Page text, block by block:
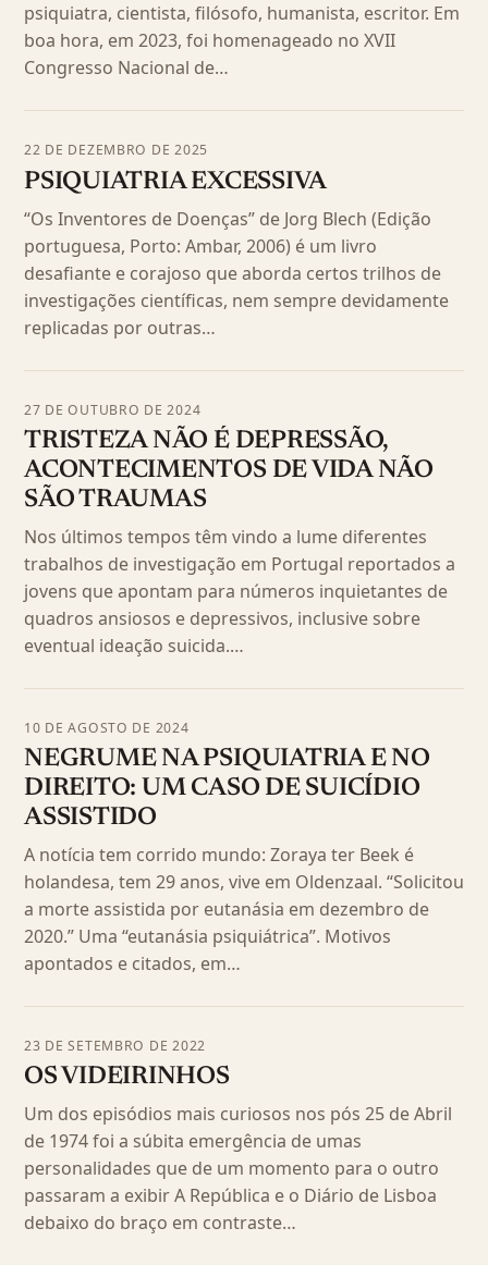
psiquiatra, cientista, filósofo, humanista, escritor. Em
boa hora, em 2023, foi homenageado no XVII
Congresso Nacional de…
22 DE DEZEMBRO DE 2025
PSIQUIATRIA EXCESSIVA
“Os Inventores de Doenças” de Jorg Blech (Edição
portuguesa, Porto: Ambar, 2006) é um livro
desafiante e corajoso que aborda certos trilhos de
investigações científicas, nem sempre devidamente
replicadas por outras…
27 DE OUTUBRO DE 2024
TRISTEZA NÃO É DEPRESSÃO,
ACONTECIMENTOS DE VIDA NÃO
SÃO TRAUMAS
Nos últimos tempos têm vindo a lume diferentes
trabalhos de investigação em Portugal reportados a
jovens que apontam para números inquietantes de
quadros ansiosos e depressivos, inclusive sobre
eventual ideação suicida.…
10 DE AGOSTO DE 2024
NEGRUME NA PSIQUIATRIA E NO
DIREITO: UM CASO DE SUICÍDIO
ASSISTIDO
A notícia tem corrido mundo: Zoraya ter Beek é
holandesa, tem 29 anos, vive em Oldenzaal. “Solicitou
a morte assistida por eutanásia em dezembro de
2020.” Uma “eutanásia psiquiátrica”. Motivos
apontados e citados, em…
23 DE SETEMBRO DE 2022
OS VIDEIRINHOS
Um dos episódios mais curiosos nos pós 25 de Abril
de 1974 foi a súbita emergência de umas
personalidades que de um momento para o outro
passaram a exibir A República e o Diário de Lisboa
debaixo do braço em contraste…